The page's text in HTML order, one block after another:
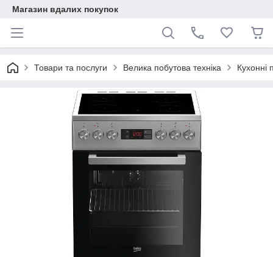
Магазин вдалих покупок
Товари та послуги Велика побутова техніка Кухонні